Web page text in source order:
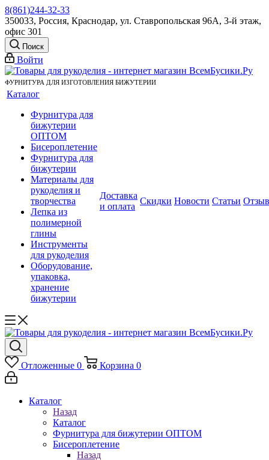
8(861)244-32-33
350033, Россия, Краснодар, ул. Ставропольская 96А, 3-й этаж,
офис 301
Поиск
Войти
ФУРНИТУРА ДЛЯ ИЗГОТОВЛЕНИЯ БИЖУТЕРИИ
Каталог
Фурнитура для
бижутерии
ОПТОМ
Бисероплетение
Фурнитура для
бижутерии
Материалы для
рукоделия и
творчества
Лепка из
полимерной
глины
Инструменты
для рукоделия
Оборудование,
упаковка,
хранение
бижутерии
Доставка
и оплата
Скидки Новости Статьи
Отложенные 0 Корзина 0
Каталог
Назад
Каталог
Фурнитура для бижутерии ОПТОМ
Бисероплетение
Назад